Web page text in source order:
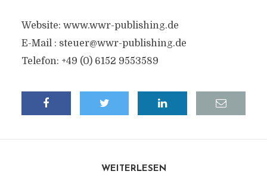
Website: www.wwr-publishing.de
E-Mail : steuer@wwr-publishing.de
Telefon: +49 (0) 6152 9553589
WEITERLESEN